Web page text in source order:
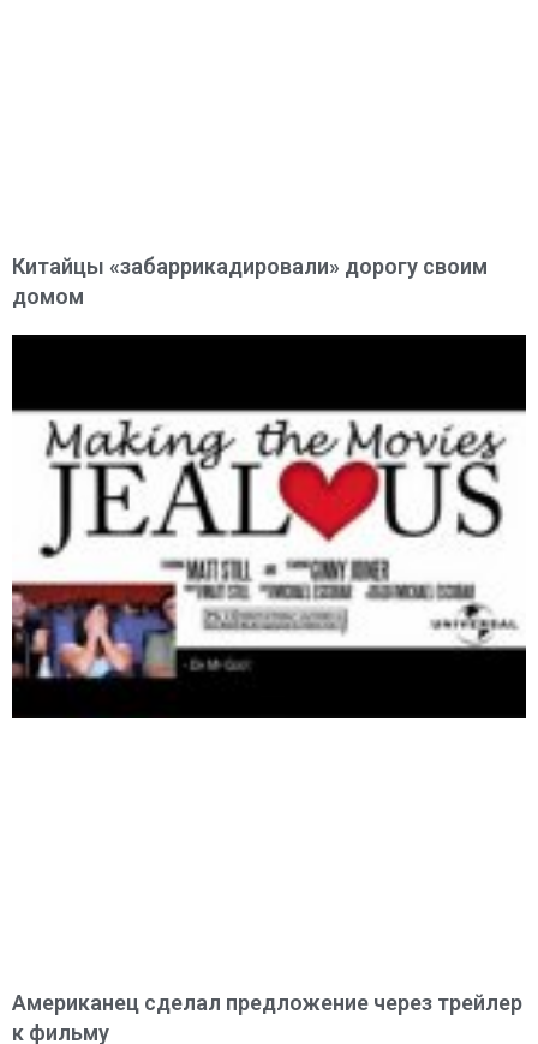
Китайцы «забаррикадировали» дорогу своим
домом
Американец сделал предложение через трейлер
к фильму